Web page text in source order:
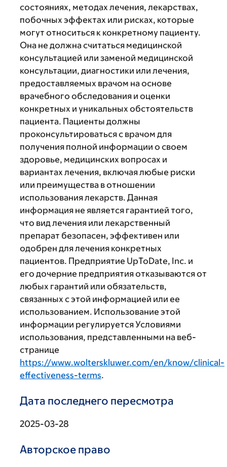
состояниях, методах лечения, лекарствах,
побочных эффектах или рисках, которые
могут относиться к конкретному пациенту.
Она не должна считаться медицинской
консультацией или заменой медицинской
консультации, диагностики или лечения,
предоставляемых врачом на основе
врачебного обследования и оценки
конкретных и уникальных обстоятельств
пациента. Пациенты должны
проконсультироваться с врачом для
получения полной информации о своем
здоровье, медицинских вопросах и
вариантах лечения, включая любые риски
или преимущества в отношении
использования лекарств. Данная
информация не является гарантией того,
что вид лечения или лекарственный
препарат безопасен, эффективен или
одобрен для лечения конкретных
пациентов. Предприятие UpToDate, Inc. и
его дочерние предприятия отказываются от
любых гарантий или обязательств,
связанных с этой информацией или ее
использованием. Использование этой
информации регулируется Условиями
использования, представленными на веб-
странице
https://www.wolterskluwer.com/en/know/clinical-
effectiveness-terms.
Дата последнего пересмотра
2025-03-28
Авторское право